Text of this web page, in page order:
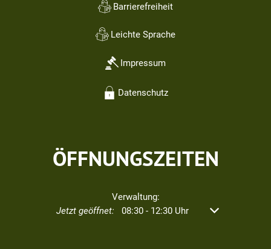
Barrierefreiheit
Leichte Sprache
Impressum
Datenschutz
ÖFFNUNGSZEITEN
Verwaltung:
Klicken, um weitere Öffnungs- oder Schließzeiten
Jetzt geöffnet: 08:30 - 12:30 Uhr Von 08:30 bis